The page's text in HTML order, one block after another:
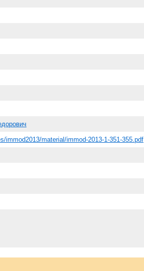
immod2013/material/immod-2013-1-351-355.pdf